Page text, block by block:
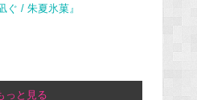
ぐ / 朱夏氷菓』
っと見る